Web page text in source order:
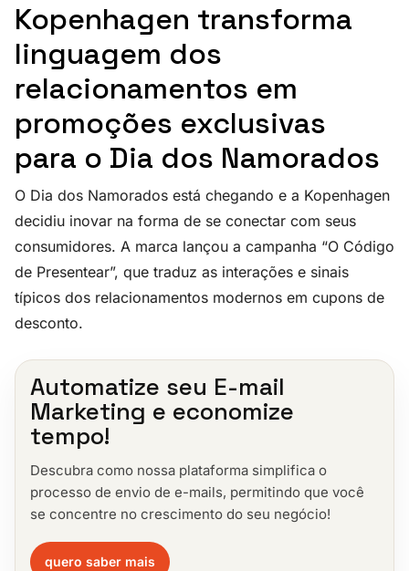
Kopenhagen transforma
linguagem dos
relacionamentos em
promoções exclusivas
para o Dia dos Namorados
O Dia dos Namorados está chegando e a Kopenhagen
decidiu inovar na forma de se conectar com seus
consumidores. A marca lançou a campanha “O Código
de Presentear”, que traduz as interações e sinais
típicos dos relacionamentos modernos em cupons de
desconto.
Automatize seu E-mail
Marketing e economize
tempo!
Descubra como nossa plataforma simplifica o
processo de envio de e-mails, permitindo que você
se concentre no crescimento do seu negócio!
quero saber mais